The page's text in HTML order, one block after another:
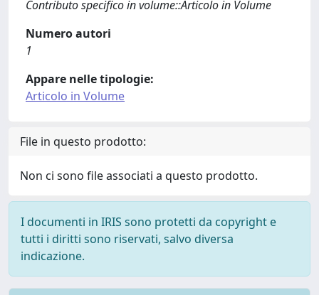
Contributo specifico in volume::Articolo in Volume
Numero autori
1
Appare nelle tipologie:
Articolo in Volume
File in questo prodotto:
Non ci sono file associati a questo prodotto.
I documenti in IRIS sono protetti da copyright e
tutti i diritti sono riservati, salvo diversa
indicazione.